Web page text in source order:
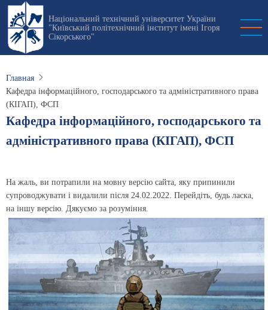
Перейти
основному
содержанию
Національний технічний університет України
"Київський політехнічний інститут імені Ігоря
Сікорського"
Главная
Кафедра інформаційного, господарського та адміністративного права
(КІГАП), ФСП
Кафедра інформаційного, господарського та
адміністративного права (КІГАП), ФСП
На жаль, ви потрапили на мовну версію сайта, яку припинили
супроводжувати і видалили після 24.02.2022. Перейдіть, будь ласка,
на іншу версію. Дякуємо за розуміння.